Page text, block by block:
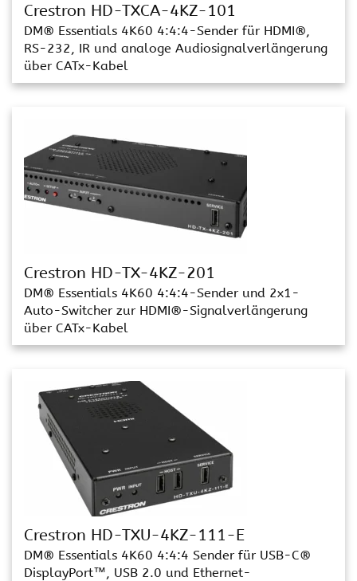
Crestron HD-TXCA-4KZ-101
DM® Essentials 4K60 4:4:4-Sender für HDMI®,
RS-232, IR und analoge Audiosignalverlängerung
über CATx-Kabel
Crestron HD-TX-4KZ-201
DM® Essentials 4K60 4:4:4-Sender und 2x1-
Auto-Switcher zur HDMI®-Signalverlängerung
über CATx-Kabel
Crestron HD-TXU-4KZ-111-E
DM® Essentials 4K60 4:4:4 Sender für USB-C®
DisplayPort™, USB 2.0 und Ethernet-